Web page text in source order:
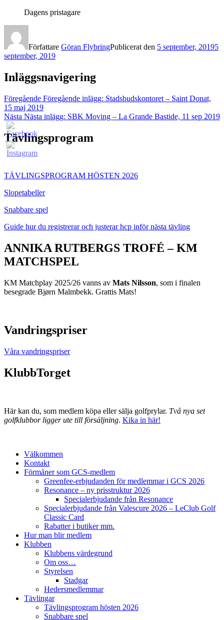
Dagens pristagare
Författare Göran FlybringPublicerat den 5 september, 20195
september, 2019
Inläggsnavigering
Föregående Föregående inlägg: Stadsbudskontoret – Saint Donat,
15 maj 2019
Nästa Nästa inlägg: SBK Moving – La Grande Bastide, 11 sep 2019
Tävlingsprogram
TÄVLINGSPROGRAM HÖSTEN 2026
Slopetabeller
Snabbare spel
Guide hur du registrerar och justerar hcp inför nästa tävling
ANNIKA RUTBERGS TROFÉ – KM
MATCHSPEL
KM Matchplay 2025/26 vanns av Mats Nilsson, som i finalen
besegrade Bjørn Malmbekk. Grattis Mats!
Vandringspriser
Våra vandringspriser
KlubbTorget
Här kan du, som medlem köpa eller sälja golfprylar. Två nya set
golfklubbor ligger ute till försäljning. Kika in här!
Välkommen
Kontakt
Förmåner som GCS-medlem
Greenfee-erbjudanden för medlemmar i GCS 2026
Resonance – ny prisstruktur 2026
Specialerbjudande från Resonance
Specialerbjudande från Valescure 2026 – LeClub Golf
Classic Card
Rabatter i butiker mm.
Hur man blir medlem
Klubben
Klubbens värdegrund
Om oss…
Styrelsen
Stadgar
Hedersmedlemmar
Tävlingar
Tävlingsprogram hösten 2026
Snabbare spel